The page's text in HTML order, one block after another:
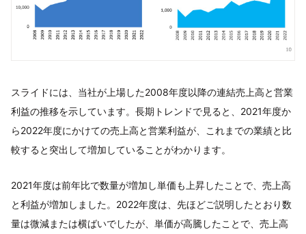
スライドには、当社が上場した2008年度以降の連結売上高と営業
利益の推移を示しています。長期トレンドで見ると、2021年度か
ら2022年度にかけての売上高と営業利益が、これまでの業績と比
較すると突出して増加していることがわかります。
2021年度は前年比で数量が増加し単価も上昇したことで、売上高
と利益が増加しました。2022年度は、先ほどご説明したとおり数
量は微減または横ばいでしたが、単価が高騰したことで、売上高